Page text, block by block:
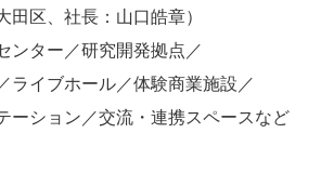
区、社長：山口皓章）
ター／研究開発拠点／
イブホール／体験商業施設／
ション／交流・連携スペースなど